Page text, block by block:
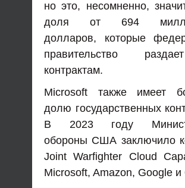
но это, несомненно,
доля от 694
долларов, которые
правительство
контрактам.
Microsoft также имеет
долю государственных
В 2023 году
обороны США заключило
Joint Warfighter Cloud
Microsoft, Amazon, Google и